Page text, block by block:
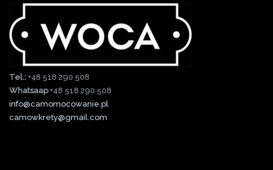
Tel.: +48 518 290 508
Whatsaap+48 518 290 508
info@camomocowanie.pl
camowkrety@gmail.com